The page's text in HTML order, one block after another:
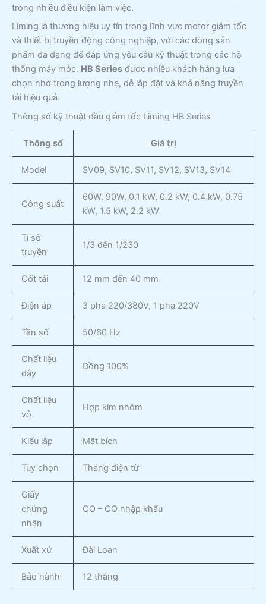
trong nhiều điều kiện làm việc.
Liming là thương hiệu uy tín trong lĩnh vực motor giảm tốc
và thiết bị truyền động công nghiệp, với các dòng sản
phẩm đa dạng để đáp ứng yêu cầu kỹ thuật trong các hệ
thống máy móc. HB Series được nhiều khách hàng lựa
chọn nhờ trọng lượng nhẹ, dễ lắp đặt và khả năng truyền
tải hiệu quả.
Thông số kỹ thuật đầu giảm tốc Liming HB Series
Thông số Giá trị
Model SV09, SV10, SV11, SV12, SV13, SV14
Công suất
60W, 90W, 0.1 kW, 0.2 kW, 0.4 kW, 0.75
kW, 1.5 kW, 2.2 kW
Tỉ số
truyền
1/3 đến 1/230
Cốt tải 12 mm đến 40 mm
Điện áp 3 pha 220/380V, 1 pha 220V
Tần số 50/60 Hz
Chất liệu
dây
Đồng 100%
Chất liệu
vỏ
Hợp kim nhôm
Kiểu lắp Mặt bích
Tùy chọn Thắng điện từ
Giấy
chứng
nhận
CO – CQ nhập khẩu
Xuất xứ Đài Loan
Bảo hành 12 tháng